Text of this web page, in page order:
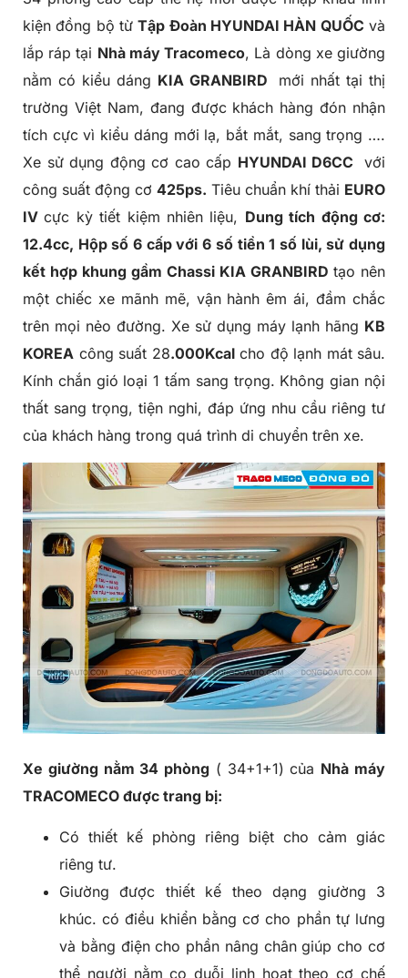
kiện đồng bộ từTập Đoàn HYUNDAI HÀN QUỐC và
lắp ráp tại Nhà máy Tracomeco, Là dòng xe giường
nằm có kiểu dáng KIA GRANBIRD mới nhất tại thị
trường Việt Nam, đang được khách hàng đón nhận
tích cực vì kiểu dáng mới lạ, bắt mắt, sang trọng ….
Xe sử dụng động cơ cao cấp HYUNDAI D6CC
với
công suất động cơ425ps. Tiêu chuẩn khí thải EURO
IVcực kỳ tiết kiệm nhiên liệu, Dung tích động cơ:
12.4cc, Hộp số 6 cấp với 6 số tiền 1 số lùi, sử dụng
kết hợp khung gầm Chassi KIA GRANBIRD tạo nên
một chiếc xe mãnh mẽ, vận hành êm ái, đầm chắc
trên mọi nẻo đường. Xe sử dụng máy lạnh hãng KB
KOREA công suất 28.000Kcalcho độ lạnh mát sâu.
Kính chắn gió loại 1 tấm sang trọng. Không gian nội
thất sang trọng, tiện nghi, đáp ứng nhu cầu riêng tư
của khách hàng trong quá trình di chuyển trên xe.
Xe giường nằm 34 phòng ( 34+1+1) của Nhà máy
TRACOMECO được trang bị:
Có thiết kế phòng riêng biệt cho cảm giác
riêng tư.
Giường được thiết kế theo dạng giường 3
khúc. có điều khiển bằng cơ cho phần tự lưng
và bằng điện cho phần nâng chân giúp cho cơ
thể người nằm co duỗi linh hoạt theo cơ chế